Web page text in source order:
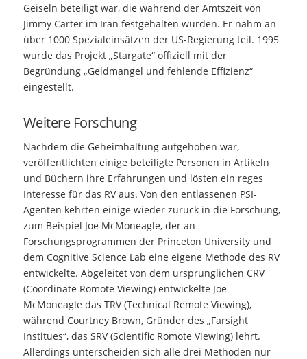
Geiseln beteiligt war, die während der Amtszeit von
Jimmy Carter im Iran festgehalten wurden. Er nahm an
über 1000 Spezialeinsätzen der US-Regierung teil. 1995
wurde das Projekt „Stargate“ offiziell mit der
Begründung „Geldmangel und fehlende Effizienz“
eingestellt.
Weitere Forschung
Nachdem die Geheimhaltung aufgehoben war,
veröffentlichten einige beteiligte Personen in Artikeln
und Büchern ihre Erfahrungen und lösten ein reges
Interesse für das RV aus. Von den entlassenen PSI-
Agenten kehrten einige wieder zurück in die Forschung,
zum Beispiel Joe McMoneagle, der an
Forschungsprogrammen der Princeton University und
dem Cognitive Science Lab eine eigene Methode des RV
entwickelte. Abgeleitet von dem ursprünglichen CRV
(Coordinate Romote Viewing) entwickelte Joe
McMoneagle das TRV (Technical Remote Viewing),
während Courtney Brown, Gründer des „Farsight
Institues“, das SRV (Scientific Romote Viewing) lehrt.
Allerdings unterscheiden sich alle drei Methoden nur